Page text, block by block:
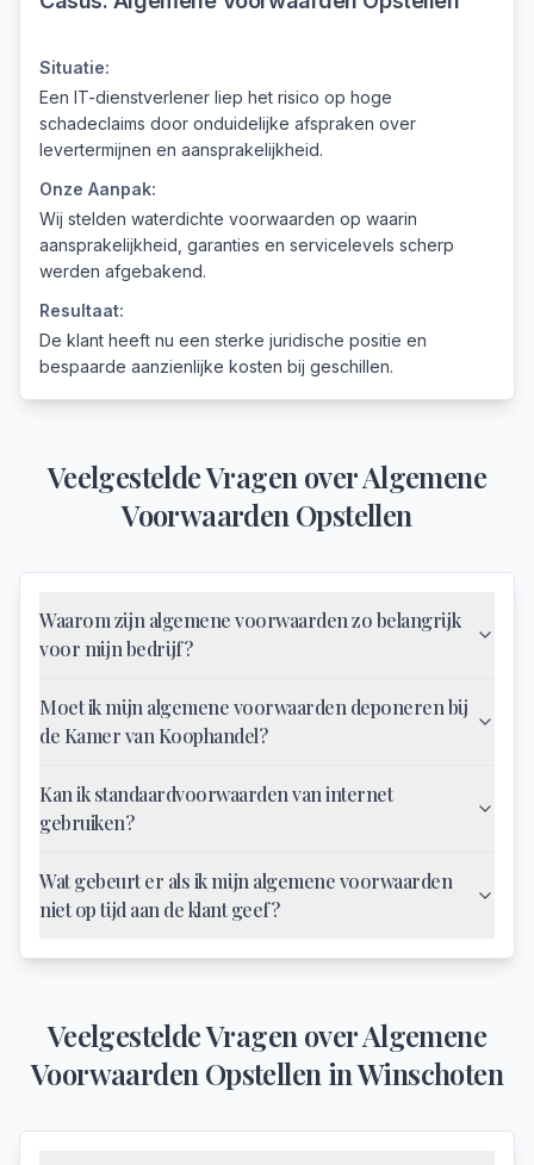
Situatie:
Een IT-dienstverlener liep het risico op hoge
schadeclaims door onduidelijke afspraken over
levertermijnen en aansprakelijkheid.
Onze Aanpak:
Wij stelden waterdichte voorwaarden op waarin
aansprakelijkheid, garanties en servicelevels scherp
werden afgebakend.
Resultaat:
De klant heeft nu een sterke juridische positie en
bespaarde aanzienlijke kosten bij geschillen.
Veelgestelde Vragen overAlgemene
Voorwaarden Opstellen
Waarom zijn algemene voorwaarden zo belangrijk
voor mijn bedrijf?
Moet ik mijn algemene voorwaarden deponeren bij
de Kamer van Koophandel?
Kan ik standaardvoorwaarden van internet
gebruiken?
Wat gebeurt er als ik mijn algemene voorwaarden
niet op tijd aan de klant geef?
Veelgestelde Vragen overAlgemene
Voorwaarden Opstellen inWinschoten